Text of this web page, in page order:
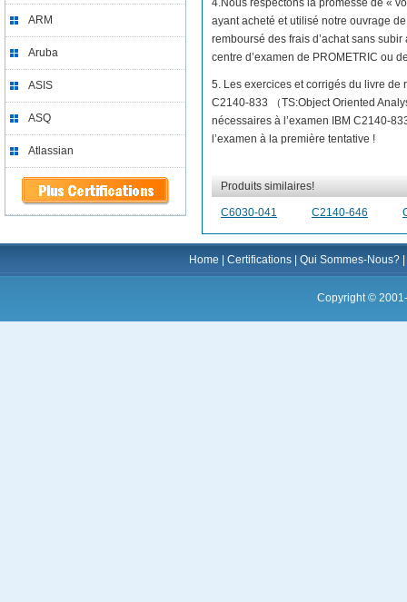
ARM
Aruba
ASIS
ASQ
Atlassian
4.Nous respectons la promesse de «
ayant acheté et utilisé notre ouvrage
remboursé des frais d’achat sans
centre d’examen de PROMETRIC ou
5. Les exercices et corrigés du livre de
C2140-833 （TS:Object Oriented
nécessaires à l’examen IBM C2140-
l’examen à la première tentative !
Produits similaires!
C6030-041 C2140-646
Home Certifications Qui Sommes-Nous?
Copyright ©